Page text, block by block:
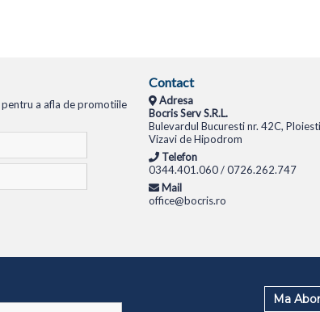
Ma
pentru a afla de promotiile
Contact
Adresa
Bocris Serv S.R.L.
Bulevardul Bucuresti nr. 42C,
Vizavi de Hipodrom
Telefon
0344.401.060 / 0726.262.747
Mail
office@bocris.ro
ROUTERE SWITCH-URI APARATE FOTO CAMERE VIDEO CAMERE DE